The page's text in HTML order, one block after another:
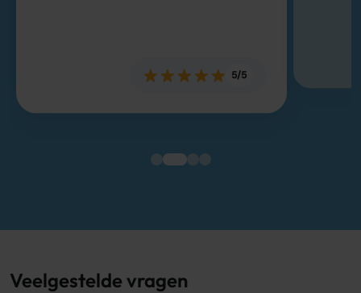
5/5
Veelgestelde vragen